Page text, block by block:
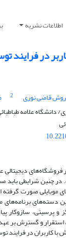
اطلاعات نشریه
در
قاضی نوری 2
دانشگاه علامه
فروشگاه‌های
چنین شرایطی باید
موبایلی صورت
دسته‌های
و پرسیتی،
استقرار و گسترش بر
با کاربران در